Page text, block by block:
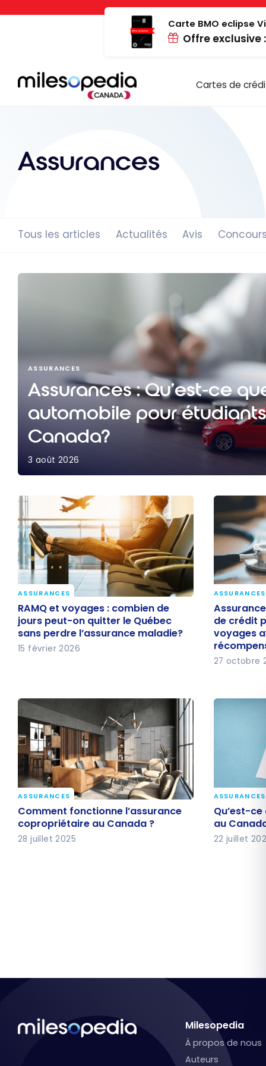
Panneau de gestion des cookies
Carte BMO eclipse
Offre exclusive
Cartes de
Assurances
Tous les articles Actualités Avis Concours
Canada?
ASSURANCES
Assurances : Qu’est-ce
automobile pour
Canada?
3 août 2026
RAMQ et voyages : combien de
jours peut-on quitter le Québec
sans perdre l’assurance maladie?
ASSURANCES
RAMQ et voyages : combien de
jours peut-on quitter le Québec
sans perdre l’assurance maladie?
15 février 2026
de crédit
voyages
ASSURANCES
de crédit
voyages
27 octobre
Comment fonctionne l’assurance
copropriétaire au Canada ?
ASSURANCES
Comment fonctionne l’assurance
copropriétaire au Canada ?
28 juillet 2025
Qu’est-
locataire
ASSURANCES
Qu’est-
au Canada
22 juillet
Milesopedia
À propos de nous
Auteurs